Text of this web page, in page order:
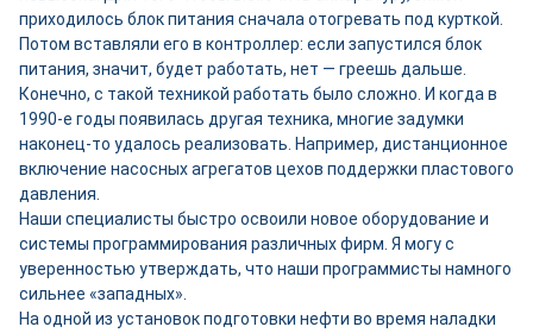
приходилось блок питания сначала отогревать под курткой.
Потом вставляли его в контроллер: если запустился блок
питания, значит, будет работать, нет — греешь дальше.
Конечно, с такой техникой работать было сложно. И когда в
1990-е годы появилась другая техника, многие задумки
наконец-то удалось реализовать. Например, дистанционное
включение насосных агрегатов цехов поддержки пластового
давления.
Наши специалисты быстро освоили новое оборудование и
системы программирования различных фирм. Я могу с
уверенностью утверждать, что наши программисты намного
сильнее «западных».
На одной из установок подготовки нефти во время наладки